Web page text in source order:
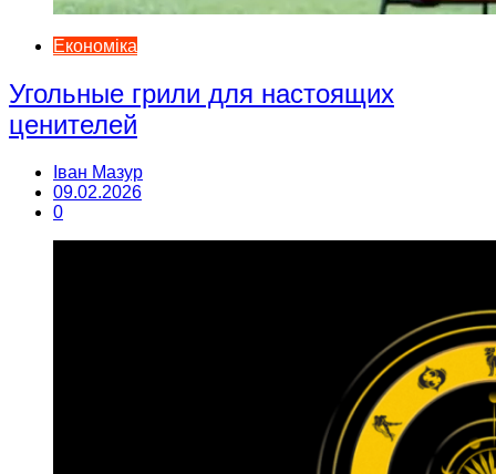
Економіка
Угольные грили для настоящих
ценителей
Іван Мазур
09.02.2026
0